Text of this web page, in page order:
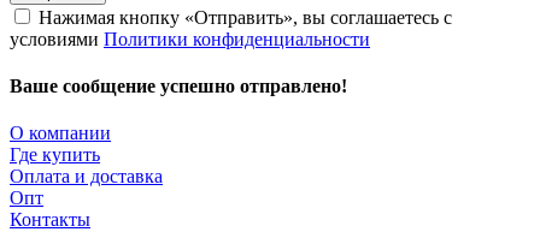
Нажимая кнопку «Отправить», вы соглашаетесь с
условиями Политики конфиденциальности
Ваше сообщение успешно отправлено!
О компании
Где купить
Оплата и доставка
Опт
Контакты